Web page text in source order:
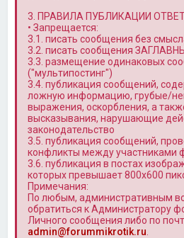
3. ПРАВИЛА ПУБЛИКАЦИИ
• Запрещается:
3.1. писать сообщения без
3.2. писать сообщения
3.3. размещение одинаковых
("мультипостинг")
3.4. публикация сообщений,
ложную информацию, грубые/
выражения, оскорбления, а
высказывания, нарушающие
законодательство
3.5. публикация сообщений,
конфликты между участниками
3.6. публикация в постах
которых превышает 800x600
Примечания:
По любым, административным
обратиться к Администратору
Личного сообщения либо по
admin@forummikrotik.ru